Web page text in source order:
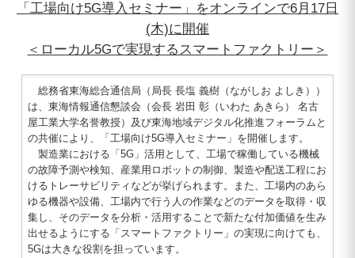
「工場向け5G導入セミナー」をオンラインで6月17日
(木)に開催
＜ローカル5Gで実現するスマートファクトリー＞
総務省東海総合通信局（局長 長塩 義樹（ながしお よしき））
は、東海情報通信懇談会（会長 岩田 彰（いわた あきら） 名古
屋工業大学名誉教授）及び東海地域デジタル化推進フォーラムと
の共催により、「工場向け5G導入セミナー」を開催します。
製造業における「5G」活用として、工場で稼働している機械
の故障予測や検知、産業用ロボットの制御、製造や配送工程にお
けるトレーサビリティなどが挙げられます。また、工場内のあら
ゆる機器や設備、工場内で行う人の作業などのデータを取得・収
集し、そのデータを分析・活用することで新たな付加価値を生み
出せるようにする「スマートファクトリー」の実現に向けても、
5Gは大きな役割を担っています。